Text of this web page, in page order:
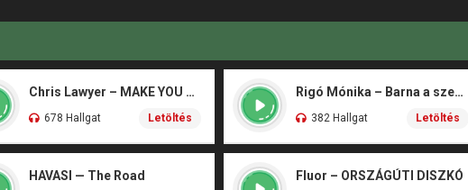
Chris Lawyer – MAKE YOU FLY
678 Hallgat Letöltés
Rigó Mónika – Barna a szeme
382 Hallgat Letöltés
HAVASI — The Road Fluor – ORSZÁGÚTI DISZKÓ